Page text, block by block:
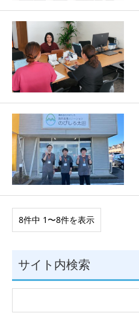
8件中 1〜8件を表示
サイト内検索